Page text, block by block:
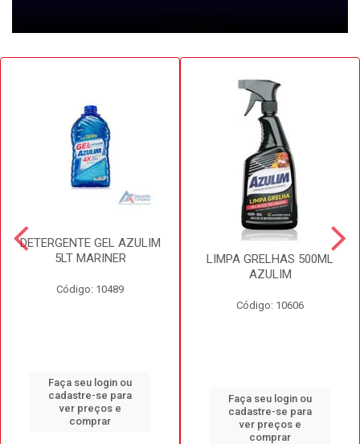
DETERGENTE GEL AZULIM
5LT MARINER
Código: 10489
Faça seu login ou
cadastre-se para
ver preços e
comprar
LIMPA GRELHAS 500ML
AZULIM
Código: 10606
Faça seu login ou
cadastre-se para
ver preços e
comprar